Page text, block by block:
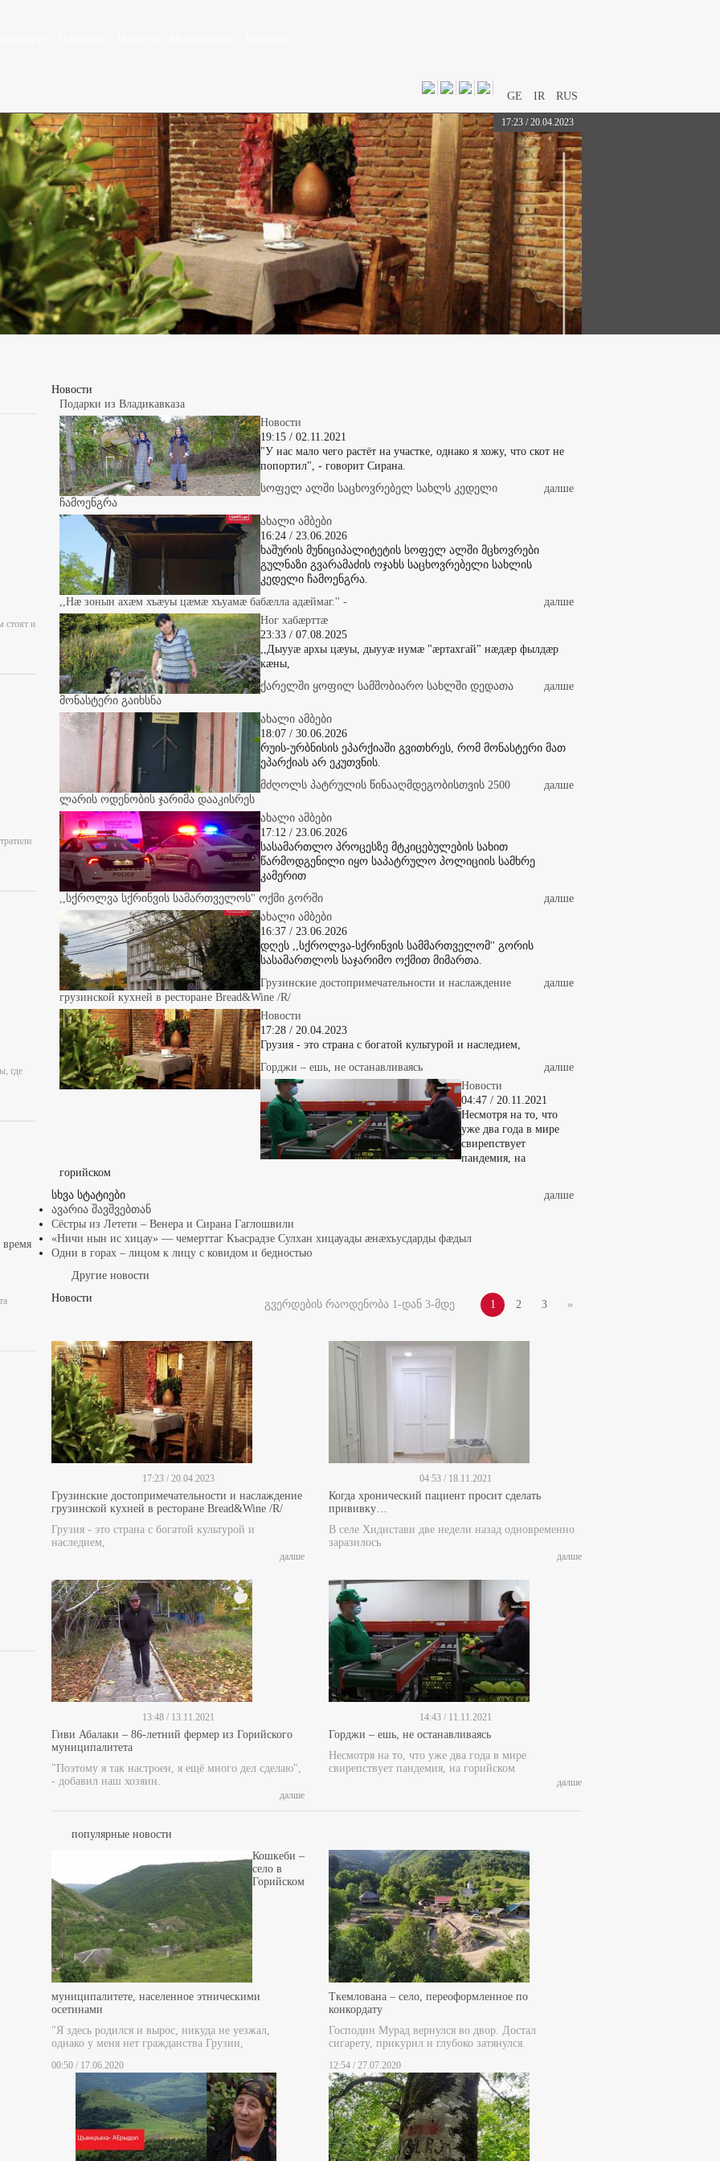
GE IR RUS
17:23 / 20.04.2023
стоят и
где
Новости
Подарки из Владикавказа
Новости
19:15 / 02.11.2021
"У нас мало чего растёт на участке, однако я хожу, что скот не
попортил", - говорит Сирана.
далше
სოფელ ალში საცხოვრებელ სახლს კედელი
ჩამოენგრა
ახალი ამბები
16:24 / 23.06.2026
ხაშურის მუნიციპალიტეტის სოფელ ალში მცხოვრები
გულნაზი გვარამაძის ოჯახს საცხოვრებელი სახლის
კედელი ჩამოენგრა.
далше
,,Нæ зонын ахæм хъæуы цæмæ хъуамæ бабæлла адæймаг.'' -
Ног хабæрттæ
23:33 / 07.08.2025
,,Дыууæ архы цæуы, дыууæ иумæ "æртахгай" нæдæр фылдæр
кæны,
далше
ქარელში ყოფილ სამშობიარო სახლში დედათა
მონასტერი გაიხსნა
ახალი ამბები
18:07 / 30.06.2026
რუის-ურბნისის ეპარქიაში გვითხრეს, რომ მონასტერი მათ
ეპარქიას არ ეკუთვნის.
далше
მძღოლს პატრულის წინააღმდეგობისთვის 2500
ლარის ოდენობის ჯარიმა დააკისრეს
ახალი ამბები
17:12 / 23.06.2026
სასამართლო პროცესზე მტკიცებულების სახით
წარმოდგენილი იყო საპატრულო პოლიციის სამხრე
კამერით
далше
,,სქროლვა სქრინვის სამართველოს" ოქმი გორში
ახალი ამბები
16:37 / 23.06.2026
დღეს ,,სქროლვა-სქრინვის სამმართველომ'' გორის
სასამართლოს საჯარიმო ოქმით მიმართა.
далше
Грузинские достопримечательности и наслаждение
грузинской кухней в ресторане Bread&Wine /R/
Новости
17:28 / 20.04.2023
Грузия - это страна с богатой культурой и наследием,
далше
Горджи – ешь, не останавливаясь
Новости
04:47 / 20.11.2021
Несмотря на то, что
уже два года в мире
свирепствует
пандемия, на
горийском
далше
სხვა სტატიები
ავარია შავშვებთან
Сёстры из Летети – Венера и Сирана Гаглошвили
«Ничи нын ис хицау» — чемерттаг Къасрадзе Сулхан хицауады æнæхъусдарды фæдыл
Одни в горах – лицом к лицу с ковидом и бедностью
1 2 3 »
გვერდების რაოდენობა 1-დან 3-მდე
Другие новости
Новости
17:23 / 20.04.2023
Грузинские достопримечательности и наслаждение
грузинской кухней в ресторане Bread&Wine /R/
Грузия - это страна с богатой культурой и
наследием,
далше
04:53 / 18.11.2021
Когда хронический пациент просит сделать
прививку…
В селе Хидистави две недели назад одновременно
заразилось
далше
13:48 / 13.11.2021
Гиви Абалаки – 86-летний фермер из Горийского
муниципалитета
"Поэтому я так настроен, я ещё много дел сделаю",
- добавил наш хозяин.
далше
14:43 / 11.11.2021
Горджи – ешь, не останавливаясь
Несмотря на то, что уже два года в мире
свирепствует пандемия, на горийском
далше
популярные новости
Кошкеби –
село в
Горийском
муниципалитете, населенное этническими
осетинами
"Я здесь родился и вырос, никуда не уезжал,
однако у меня нет гражданства Грузии,
00:50 / 17.06.2020
Ткемлована – село, переоформленное по
конкордату
Господин Мурад вернулся во двор. Достал
сигарету, прикурил и глубоко затянулся.
12:54 / 27.07.2020